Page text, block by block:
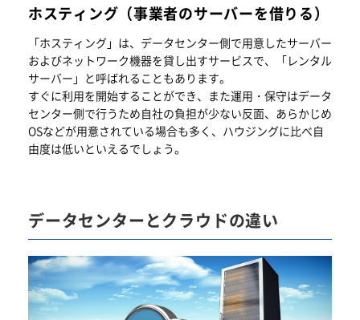
ホスティング（事業者のサーバーを借りる）
「ホスティング」は、データセンター側で用意したサーバー
およびネットワーク機器を貸し出すサービスで、「レンタル
サーバー」と呼ばれることもあります。
すぐに利用を開始することができ、また運用・保守はデータ
センター側で行うため自社の負担が少ない反面、あらかじめ
OSなどが用意されている場合も多く、ハウジングに比べ自
由度は低いといえるでしょう。
データセンターとクラウドの違い